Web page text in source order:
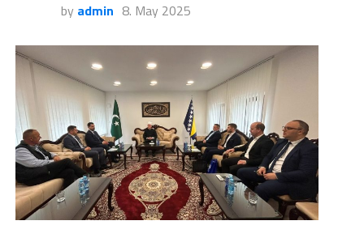
by admin 8. May 2025